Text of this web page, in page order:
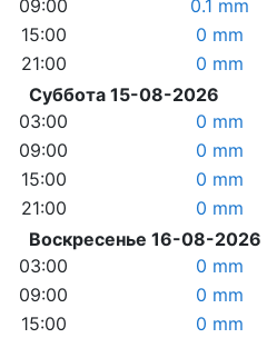
09:00 0.1 mm
15:00
0 mm
21:00
0 mm
Суббота 15-08-2026
03:00
0 mm
09:00
0 mm
15:00
0 mm
21:00
0 mm
Воскресенье 16-08-2026
03:00
0 mm
09:00
0 mm
15:00
0 mm